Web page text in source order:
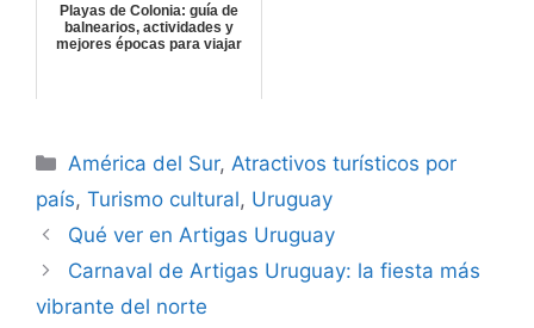
Playas de Colonia: guía de
balnearios, actividades y
mejores épocas para viajar
Categorías
América del Sur, Atractivos turísticos por
país, Turismo cultural, Uruguay
Qué ver en Artigas Uruguay
Carnaval de Artigas Uruguay: la fiesta más
vibrante del norte